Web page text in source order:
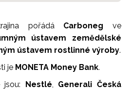
pořádá Carboneg ve
ústavem zemědělské
ústavem rostlinné výroby.
je MONETA Money Bank.
jsou:
Nestlé, Generali Česká